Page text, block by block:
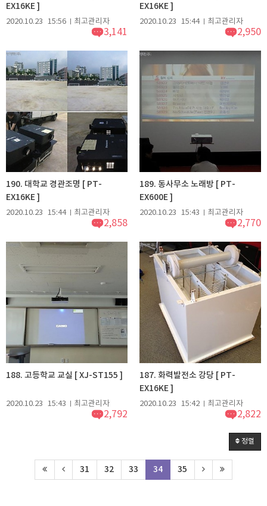
EX16KE ]
2020.10.23 15:56 최고관리자
3,141
EX16KE ]
2020.10.23 15:44 최고관리자
2,950
190. 대학교 경관조명 [ PT-
EX16KE ]
2020.10.23 15:44 최고관리자
2,858
189. 동사무소 노래방 [ PT-
EX600E ]
2020.10.23 15:43 최고관리자
2,770
188. 고등학교 교실 [ XJ-ST155 ]
2020.10.23 15:43 최고관리자
2,792
187. 화력발전소 강당 [ PT-
EX16KE ]
2020.10.23 15:42 최고관리자
2,822
정렬
31 32 33 34 35